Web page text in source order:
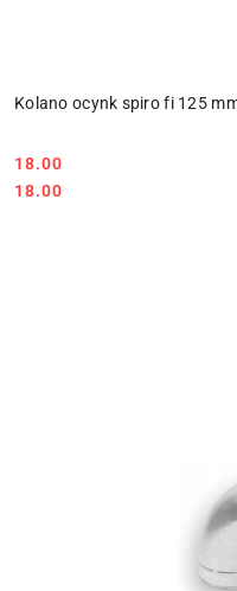
Kolano ocynk spiro fi 125
Cena:
18.00
Cena:
18.00